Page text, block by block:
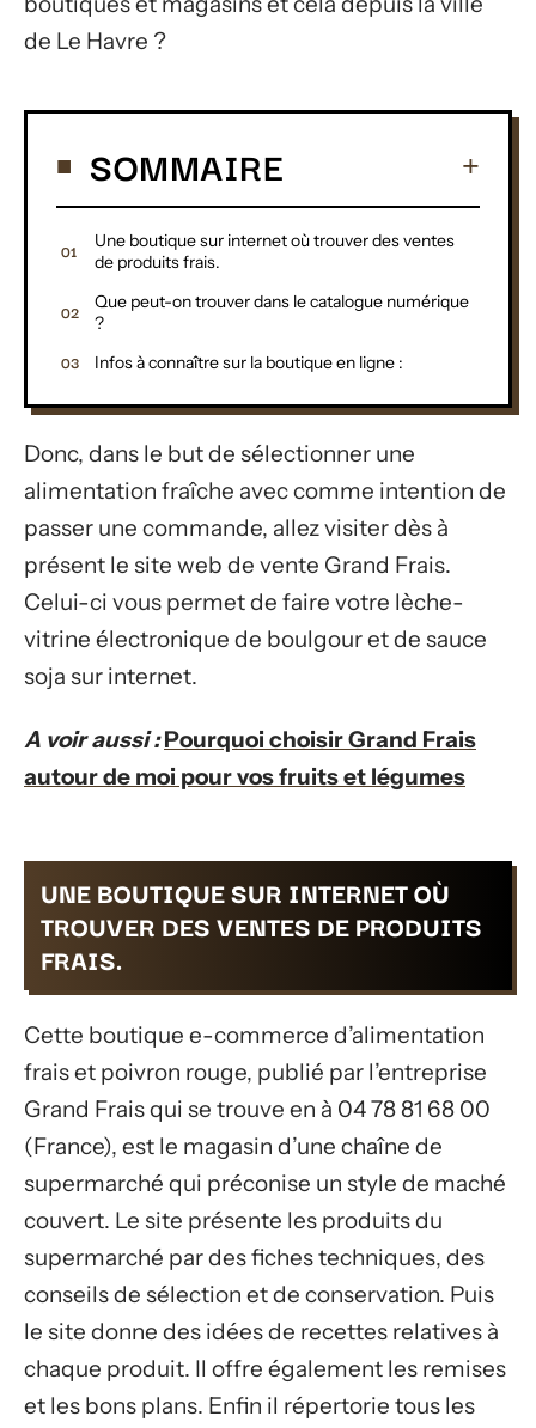
de Le Havre ?
SOMMAIRE
Une boutique sur internet où trouver des ventes
de produits frais.
Que peut-on trouver dans le catalogue numérique
?
Infos à connaître sur la boutique en ligne :
Donc, dans le but de sélectionner une
alimentation fraîche avec comme intention de
passer une commande, allez visiter dès à
présent le site web de vente Grand Frais.
Celui-ci vous permet de faire votre lèche-
vitrine électronique de boulgour et de sauce
soja sur internet.
A voir aussi : Pourquoi choisir Grand Frais
autour de moi pour vos fruits et légumes
UNE BOUTIQUE SUR INTERNET OÙ
TROUVER DES VENTES DE PRODUITS
FRAIS.
Cette boutique e-commerce d’alimentation
frais et poivron rouge, publié par l’entreprise
Grand Frais qui se trouve en à 04 78 81 68 00
(France), est le magasin d’une chaîne de
supermarché qui préconise un style de maché
couvert. Le site présente les produits du
supermarché par des fiches techniques, des
conseils de sélection et de conservation. Puis
le site donne des idées de recettes relatives à
chaque produit. Il offre également les remises
et les bons plans. Enfin il répertorie tous les